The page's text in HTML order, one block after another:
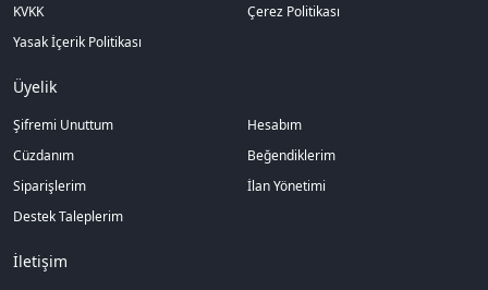
KVKK
Çerez Politikası
Yasak İçerik Politikası
Üyelik
Şifremi Unuttum
Hesabım
Cüzdanım
Beğendiklerim
Siparişlerim
İlan Yönetimi
Destek Taleplerim
İletişim